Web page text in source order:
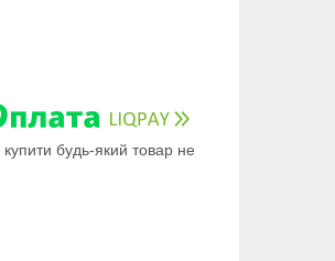
будь-який товар не